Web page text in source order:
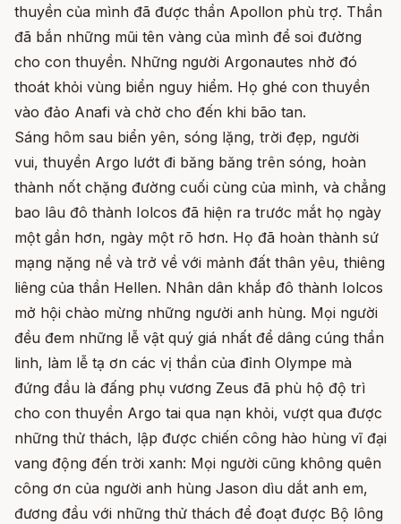
thuyền của mình đã được thần Apollon phù trợ. Thần
đã bắn những mũi tên vàng của mình để soi đường
cho con thuyền. Những người Argonautes nhờ đó
thoát khỏi vùng biển nguy hiểm. Họ ghé con thuyền
vào đảo Anafi và chờ cho đến khi bão tan.
Sáng hôm sau biển yên, sóng lặng, trời đẹp, người
vui, thuyền Argo lướt đi băng băng trên sóng, hoàn
thành nốt chặng đường cuối cùng của mình, và chẳng
bao lâu đô thành Iolcos đã hiện ra trước mắt họ ngày
một gần hơn, ngày một rõ hơn. Họ đã hoàn thành sứ
mạng nặng nề và trở về với mảnh đất thân yêu, thiêng
liêng của thần Hellen. Nhân dân khắp đô thành Iolcos
mở hội chào mừng những người anh hùng. Mọi người
đều đem những lễ vật quý giá nhất để dâng cúng thần
linh, làm lễ tạ ơn các vị thần của đỉnh Olympe mà
đứng đầu là đấng phụ vương Zeus đã phù hộ độ trì
cho con thuyền Argo tai qua nạn khỏi, vượt qua được
những thử thách, lập được chiến công hào hùng vĩ đại
vang động đến trời xanh: Mọi người cũng không quên
công ơn của người anh hùng Jason dìu dắt anh em,
đương đầu với những thử thách để đoạt được Bộ lông